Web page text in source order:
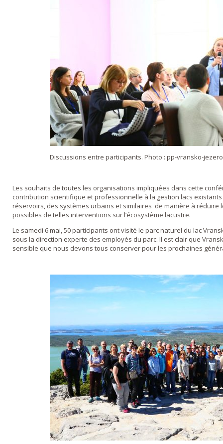
Discussions entre participants. Photo : pp-vransko-
Les souhaits de toutes les organisations impliquées dans cette
contribution scientifique et professionnelle à la gestion lacs
réservoirs, des systèmes urbains et similaires de manière à réduire
possibles de telles interventions sur l’écosystème lacustre.
Le samedi 6 mai, 50 participants ont visité le parc naturel du lac
sous la direction experte des employés du parc. Il est clair que
sensible que nous devons tous conserver pour les prochaines